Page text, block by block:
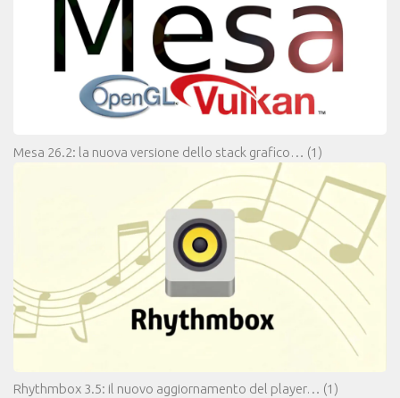
Mesa 26.2: la nuova versione dello stack grafico… (1)
Rhythmbox 3.5: il nuovo aggiornamento del player… (1)